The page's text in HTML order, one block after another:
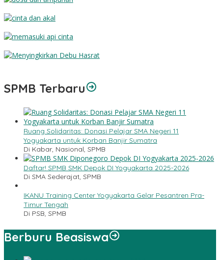
SPMB Terbaru
Ruang Solidaritas: Donasi Pelajar SMA Negeri 11
Yogyakarta untuk Korban Banjir Sumatra
Di Kabar, Nasional, SPMB
Daftar! SPMB SMK Depok DI Yogyakarta 2025-2026
Di SMA Sederajat, SPMB
IKANU Training Center Yogyakarta Gelar Pesantren Pra-
Timur Tengah
Di PSB, SPMB
Berburu Beasiswa